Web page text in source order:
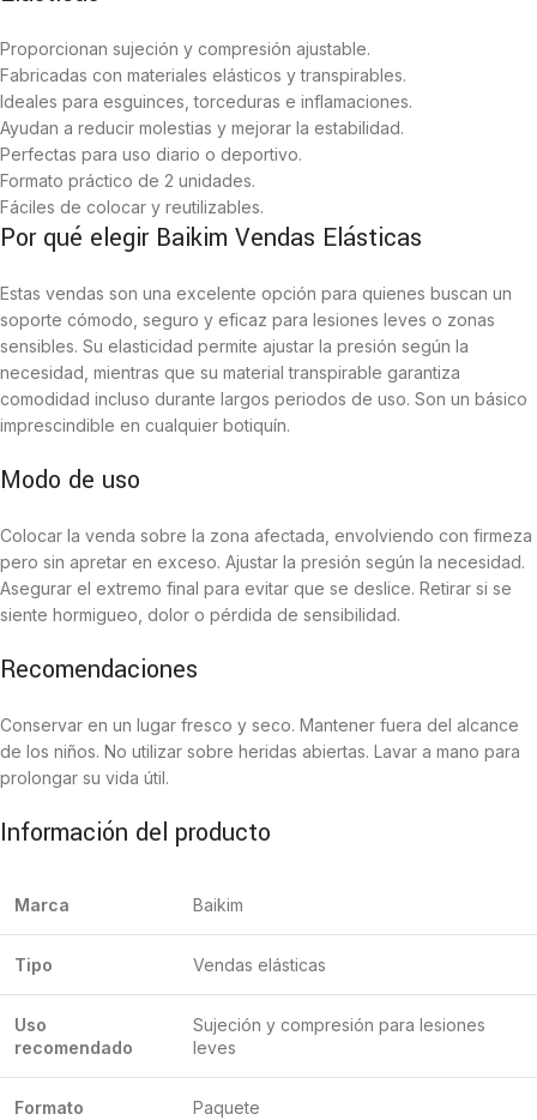
Proporcionan sujeción y compresión ajustable.
Fabricadas con materiales elásticos y transpirables.
Ideales para esguinces, torceduras e inflamaciones.
Ayudan a reducir molestias y mejorar la estabilidad.
Perfectas para uso diario o deportivo.
Formato práctico de 2 unidades.
Fáciles de colocar y reutilizables.
Por qué elegir Baikim Vendas Elásticas
Estas vendas son una excelente opción para quienes buscan un
soporte cómodo, seguro y eficaz para lesiones leves o zonas
sensibles. Su elasticidad permite ajustar la presión según la
necesidad, mientras que su material transpirable garantiza
comodidad incluso durante largos periodos de uso. Son un básico
imprescindible en cualquier botiquín.
Modo de uso
Colocar la venda sobre la zona afectada, envolviendo con firmeza
pero sin apretar en exceso. Ajustar la presión según la necesidad.
Asegurar el extremo final para evitar que se deslice. Retirar si se
siente hormigueo, dolor o pérdida de sensibilidad.
Recomendaciones
Conservar en un lugar fresco y seco. Mantener fuera del alcance
de los niños. No utilizar sobre heridas abiertas. Lavar a mano para
prolongar su vida útil.
Información del producto
Marca Baikim
Tipo Vendas elásticas
Uso
recomendado
Sujeción y compresión para lesiones
leves
Formato Paquete